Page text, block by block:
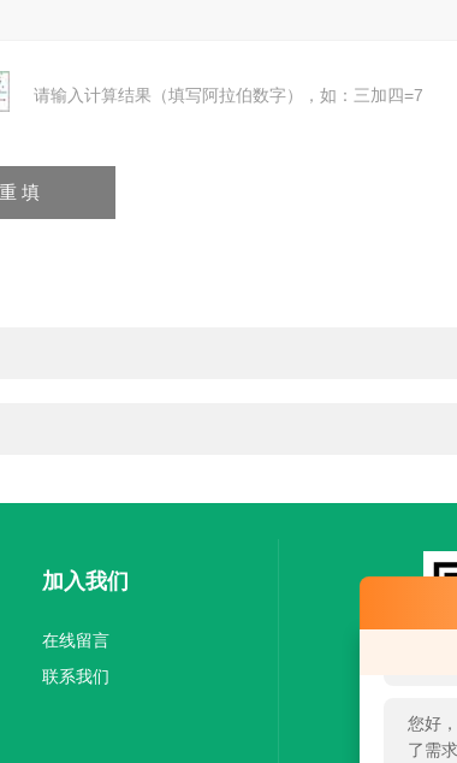
您好
服务
您好
了需
请输入计算结果（填写阿拉伯数字），如：三加四=7
加入我们
在线留言
联系我们